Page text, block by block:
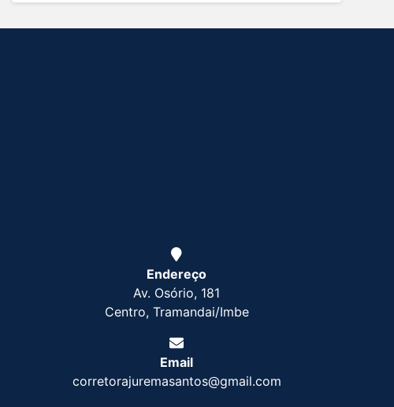
Endereço
Av. Osório, 181
Centro, Tramandai/Imbe
Email
corretorajuremasantos@gmail.com